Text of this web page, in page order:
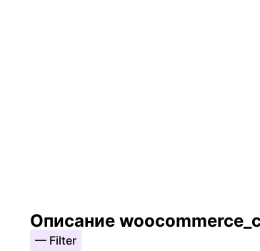
Описание
— Filter